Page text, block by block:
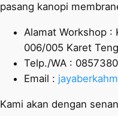
pasang kanopi
Alamat Workshop :
006/005 Karet
Telp./WA :
Email :
Kami akan dengan